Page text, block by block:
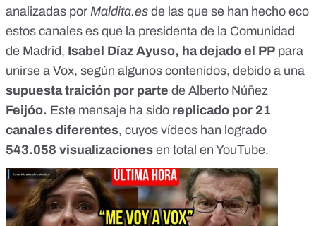
analizadas por Maldita.es de las que se han hecho eco
estos canales es que la presidenta de la Comunidad
de Madrid, Isabel Díaz Ayuso, ha dejado el PP para
unirse a Vox, según algunos contenidos, debido a una
supuesta traición por parte de Alberto Núñez
Feijóo. Este mensaje ha sido replicado por 21
canales diferentes, cuyos vídeos han logrado
543.058 visualizaciones en total en YouTube.